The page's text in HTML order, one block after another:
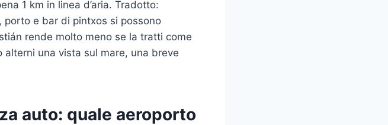
1 km in linea d’aria. Tradotto:
porto e bar di pintxos si possono
rende molto meno se la tratti come
una vista sul mare, una breve
auto: quale aeroporto